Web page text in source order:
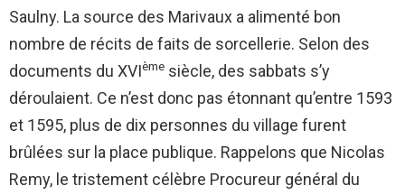
Saulny. La source des Marivaux a alimenté bon
nombre de récits de faits de sorcellerie. Selon des
documents du XVIème siècle, des sabbats s’y
déroulaient. Ce n’est donc pas étonnant qu’entre 1593
et 1595, plus de dix personnes du village furent
brûlées sur la place publique. Rappelons que Nicolas
Remy, le tristement célèbre Procureur général du